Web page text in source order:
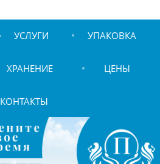
УСЛУГИ УПАКОВКА
ХРАНЕНИЕ ЦЕНЫ
КОНТАКТЫ